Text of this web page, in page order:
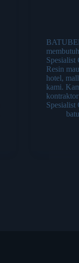
Spesialist
Resin
hotel,
kami.